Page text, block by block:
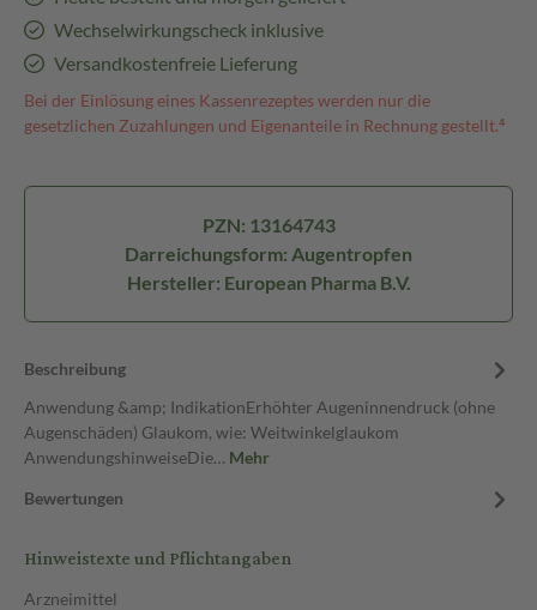
Wechselwirkungscheck inklusive
Versandkostenfreie Lieferung
Bei der Einlösung eines Kassenrezeptes werden nur die
gesetzlichen Zuzahlungen und Eigenanteile in Rechnung gestellt.⁴
PZN: 13164743
Darreichungsform: Augentropfen
Hersteller: European Pharma B.V.
Beschreibung
Anwendung &amp; IndikationErhöhter Augeninnendruck (ohne
Augenschäden) Glaukom, wie: Weitwinkelglaukom
AnwendungshinweiseDie… Mehr
Bewertungen
Hinweistexte und Pflichtangaben
Arzneimittel